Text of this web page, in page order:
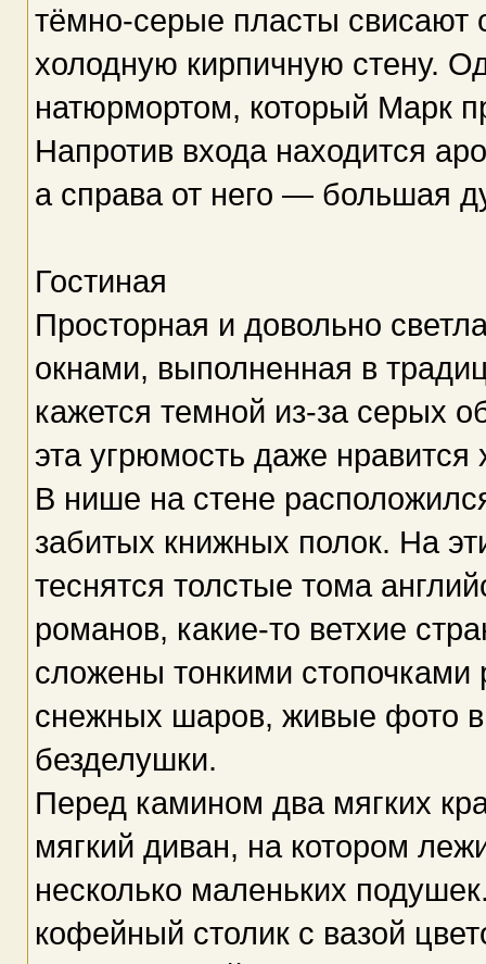
тёмно-серые пласты свисают
холодную кирпичную стену.
натюрмортом, который Марк
Напротив входа находится
а справа от него — большая
Гостиная
Просторная и довольно
окнами, выполненная в
кажется темной из-за серых
эта угрюмость даже нравится
В нише на стене
забитых книжных полок. На
теснятся толстые тома
романов, какие-то ветхие
сложены тонкими
снежных шаров, живые фото
безделушки.
Перед камином два мягких
мягкий диван, на котором
несколько маленьких
кофейный столик с вазой